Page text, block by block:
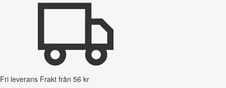
Fri leverans Frakt från 56 kr